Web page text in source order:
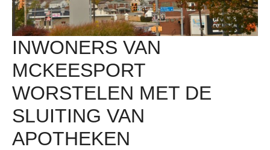
INWONERS VAN
MCKEESPORT
WORSTELEN MET DE
SLUITING VAN
APOTHEKEN